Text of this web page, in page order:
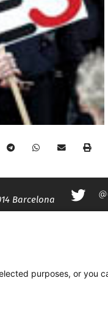
Barcelona
purposes, or you